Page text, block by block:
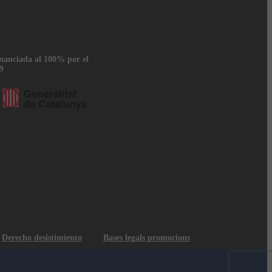
al 100% por el
Derecho desistimiento Bases legals promocions